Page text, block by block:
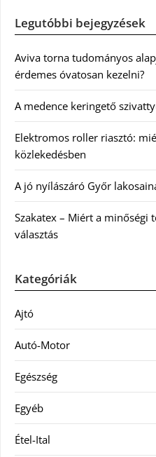
Legutóbbi bejegyzések
Aviva torna tudományos
érdemes óvatosan kezelni?
A medence keringető
Elektromos roller riasztó:
közlekedésben
A jó nyílászáró Győr
Szakatex – Miért a minőségi
választás
Kategóriák
Ajtó
Autó-Motor
Egészség
Egyéb
Étel-Ital